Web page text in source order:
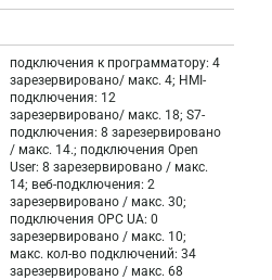
подключения к программатору: 4
зарезервировано/ макс. 4; HMI-
подключения: 12
зарезервировано/ макс. 18; S7-
подключения: 8 зарезервировано
/ макс. 14.; подключения Open
User: 8 зарезервировано / макс.
14; веб-подключения: 2
зарезервировано / макс. 30;
подключения OPC UA: 0
зарезервировано / макс. 10;
макс. кол-во подключений: 34
зарезервировано / макс. 68